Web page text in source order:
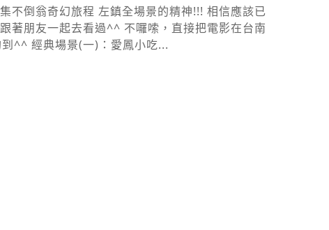
不倒翁奇幻旅程 左鎮全場景的精神!!! 相信應該已
著朋友一起去看過^^ 不囉嗦，直接把電影在台南
^^ 經典場景(一)：愛鳳小吃...